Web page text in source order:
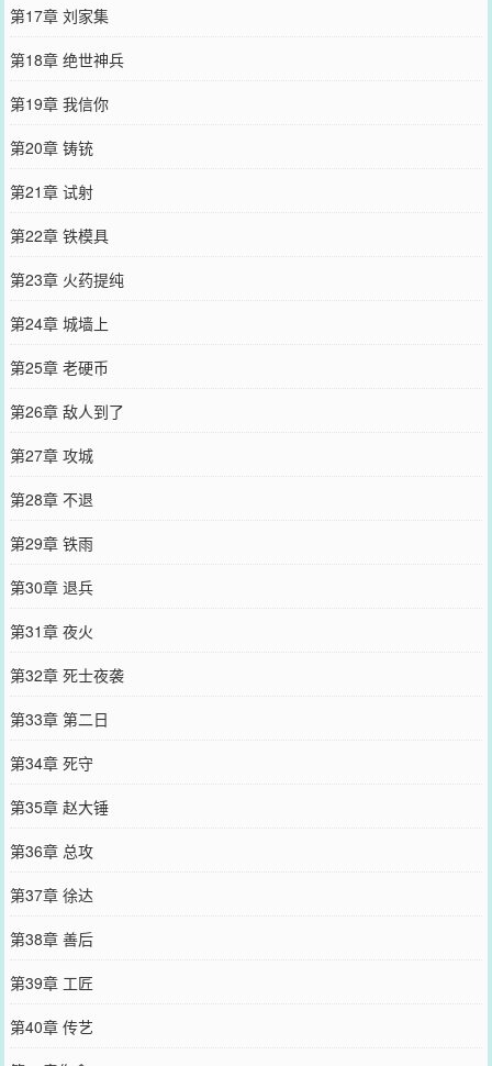
第17章 刘家集
第18章 绝世神兵
第19章 我信你
第20章 铸铳
第21章 试射
第22章 铁模具
第23章 火药提纯
第24章 城墙上
第25章 老硬币
第26章 敌人到了
第27章 攻城
第28章 不退
第29章 铁雨
第30章 退兵
第31章 夜火
第32章 死士夜袭
第33章 第二日
第34章 死守
第35章 赵大锤
第36章 总攻
第37章 徐达
第38章 善后
第39章 工匠
第40章 传艺